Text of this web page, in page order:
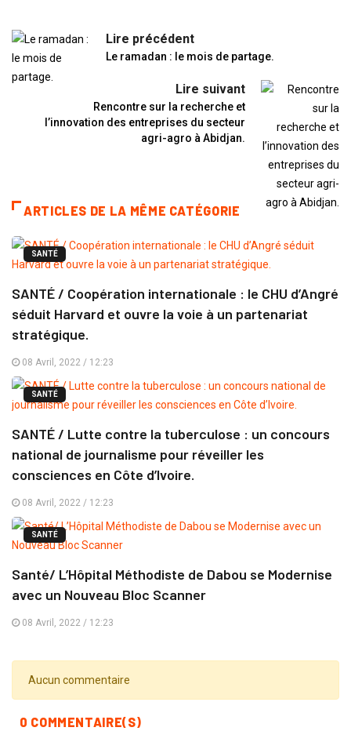
Lire précédent
Le ramadan : le mois de partage.
Lire suivant
Rencontre sur la recherche et
l’innovation des entreprises du secteur
agri-agro à Abidjan.
ARTICLES DE LA MÊME CATÉGORIE
SANTÉ
SANTÉ / Coopération internationale : le CHU d’Angré
séduit Harvard et ouvre la voie à un partenariat
stratégique.
08 Avril, 2022 / 12:23
SANTÉ
SANTÉ / Lutte contre la tuberculose : un concours
national de journalisme pour réveiller les
consciences en Côte d’Ivoire.
08 Avril, 2022 / 12:23
SANTÉ
Santé/ L’Hôpital Méthodiste de Dabou se Modernise
avec un Nouveau Bloc Scanner
08 Avril, 2022 / 12:23
Aucun commentaire
0 COMMENTAIRE(S)